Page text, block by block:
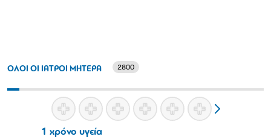
ΟΛΟΙ ΟΙ ΙΑΤΡΟΙ ΜΗΤΕΡΑ 2800
1 χρόνο υγεία